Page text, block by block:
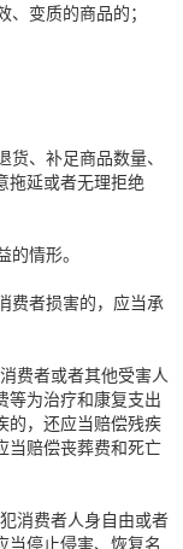
变质的商品的；
、补足商品数量、
拖延或者无理拒绝
情形。
费者损害的，应当承
费者或者其他受害人
等为治疗和康复支出
的，还应当赔偿残疾
当赔偿丧葬费和死亡
消费者人身自由或者
当停止侵害、恢复名